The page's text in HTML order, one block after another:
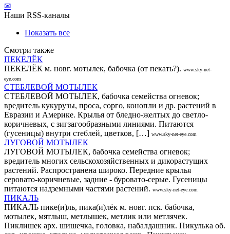
✉
Наши RSS-каналы
Показать все
Смотри также
ПЕКЕЛЁК
ПЕКЕЛЁК м. новг. мотылек, бабочка (от пекать?). www.sky-net-
eye.com
СТЕБЛЕВОЙ МОТЫЛЕК
СТЕБЛЕВОЙ МОТЫЛЕК, бабочка семейства огневок;
вредитель кукурузы, проса, сорго, конопли и др. растений в
Евразии и Америке. Крылья от бледно-желтых до светло-
коричневых, с зигзагообразными линиями. Питаются
(гусеницы) внутри стеблей, цветков, […] www.sky-net-eye.com
ЛУГОВОЙ МОТЫЛЕК
ЛУГОВОЙ МОТЫЛЕК, бабочка семейства огневок;
вредитель многих сельскохозяйственных и дикорастущих
растений. Распространена широко. Передние крылья
серовато-коричневые, задние - буровато-серые. Гусеницы
питаются надземными частями растений. www.sky-net-eye.com
ПИКАЛЬ
ПИКАЛЬ пике(и)ль, пика(и)лёк м. новг. пск. бабочка,
мотылек, мятлыш, метлышек, метлик или метлячек.
Пиклишек арх. шишечка, головка, набалдашник. Пикулька об.